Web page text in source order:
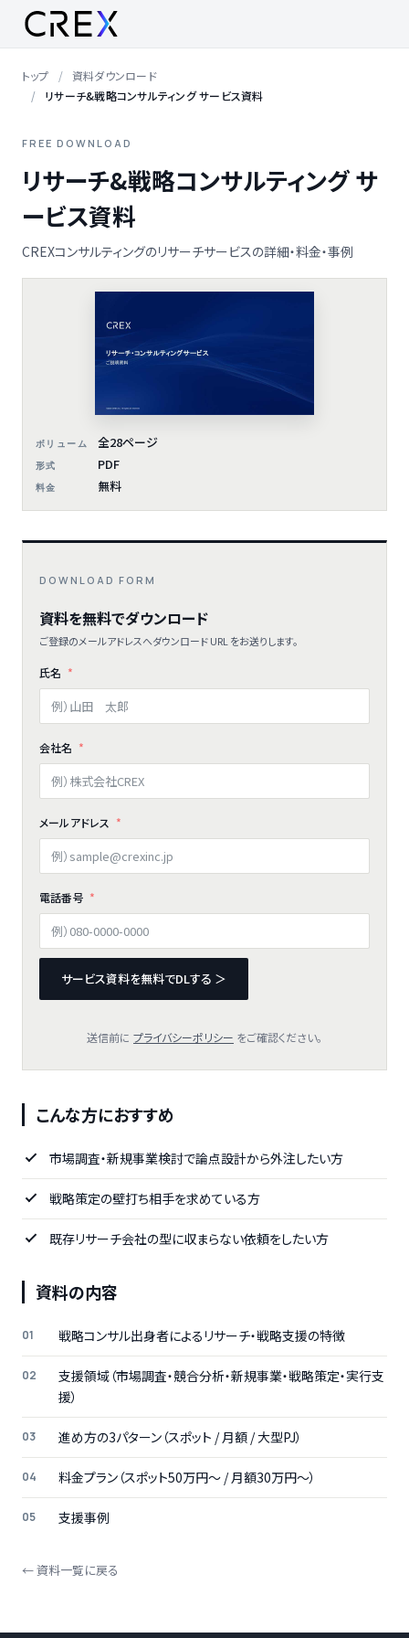
トップ
資料ダウンロード
リサーチ&戦略コンサルティング サービス資料
FREE DOWNLOAD
リサーチ&戦略コンサルティング サ
ービス資料
CREXコンサルティングのリサーチサービスの詳細・料金・事例
ボリューム 全28ページ
形式 PDF
料金 無料
DOWNLOAD FORM
資料を無料でダウンロード
ご登録のメールアドレスへダウンロード URL をお送りします。
氏名
会社名
メールアドレス
電話番号
サービス資料を無料でDLする ＞
送信前に プライバシーポリシー をご確認ください。
こんな方におすすめ
市場調査・新規事業検討で論点設計から外注したい方
戦略策定の壁打ち相手を求めている方
既存リサーチ会社の型に収まらない依頼をしたい方
資料の内容
戦略コンサル出身者によるリサーチ・戦略支援の特徴
支援領域（市場調査・競合分析・新規事業・戦略策定・実行支
援）
進め方の3パターン（スポット / 月額 / 大型PJ）
料金プラン（スポット50万円〜 / 月額30万円〜）
支援事例
← 資料一覧に戻る